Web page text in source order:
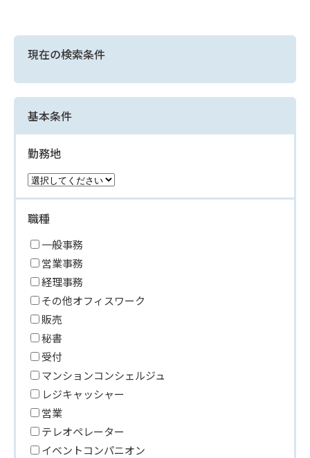
現在の検索条件
基本条件
勤務地
職種
一般事務
営業事務
経理事務
その他オフィスワーク
販売
秘書
受付
マンションコンシェルジュ
レジキャッシャー
営業
テレオペレーター
イベントコンパニオン